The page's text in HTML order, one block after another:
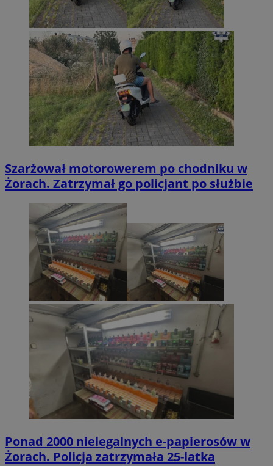
Szarżował motorowerem po chodniku w
Żorach. Zatrzymał go policjant po służbie
Ponad 2000 nielegalnych e-papierosów w
Żorach. Policja zatrzymała 25-latka